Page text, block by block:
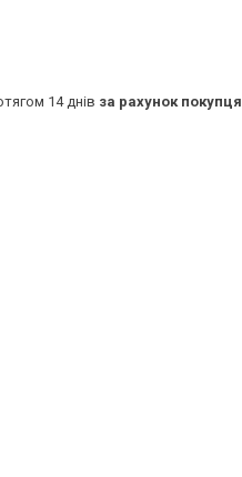
14 днів за рахунок покупця